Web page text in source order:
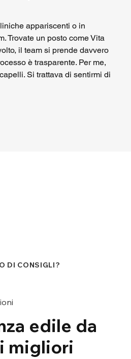
appariscenti o in
Trovate un posto come Vita
il team si prende davvero
è trasparente. Per me,
Si trattava di sentirmi di
DI CONSIGLI?
edile da
migliori